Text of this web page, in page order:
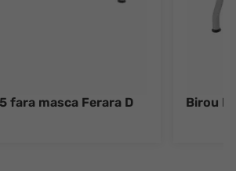
fara masca Ferara D Birou